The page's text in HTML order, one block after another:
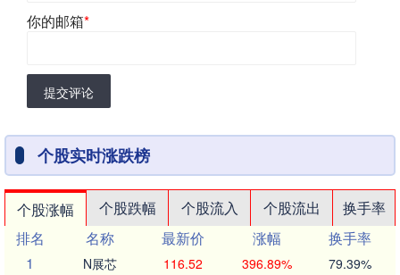
你的邮箱*
提交评论
个股实时涨跌榜
个股涨幅 个股跌幅 个股流入 个股流出
换手率
排名
名称 最新价 涨幅
换手率
1
N展芯 116.52 396.89% 79.39%